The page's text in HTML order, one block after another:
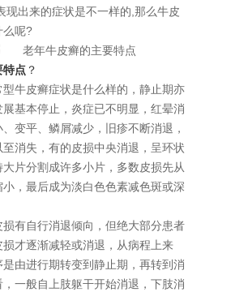
现出来的症状是不一样的,那么牛皮
么呢?
特点 ？
皮癣症状是什么样的，静止期亦
基本停止，炎症已不明显，红晕消
变平、鳞屑减少，旧疹不断消退，
消失，有的皮损中央消退，呈环状
片分割成许多小片，多数皮损先从
小，最后成为淡白色色素减色斑或深
自行消退倾向，但绝大部分患者
才逐渐减轻或消退，从病程上来
由进行期转变到静止期，再转到消
一般自上肢躯干开始消退，下肢消